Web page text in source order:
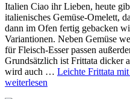
Italien Ciao ihr Lieben, heute
italienisches Gemüse-Omelett,
dann im Ofen fertig gebacken
Variantionen. Neben Gemüse
für Fleisch-Esser passen
Grundsätzlich ist Frittata dicker
wird auch … Leichte Frittata
weiterlesen